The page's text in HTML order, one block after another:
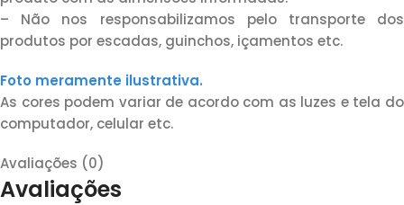
– Não nos responsabilizamos pelo transporte dos
produtos por escadas, guinchos, içamentos etc.
Foto meramente ilustrativa.
As cores podem variar de acordo com as luzes e tela do
computador, celular etc.
Avaliações (0)
Avaliações